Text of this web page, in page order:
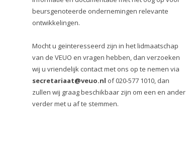
beursgenoteerde ondernemingen relevante
ontwikkelingen.
Mocht u geïnteresseerd zijn in het lidmaatschap
van de VEUO en vragen hebben, dan verzoeken
wij u vriendelijk contact met ons op te nemen via
secretariaat@veuo.nl of 020-577 1010, dan
zullen wij graag beschikbaar zijn om een en ander
verder met u af te stemmen.